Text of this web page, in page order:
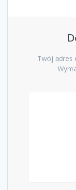
Twój adres